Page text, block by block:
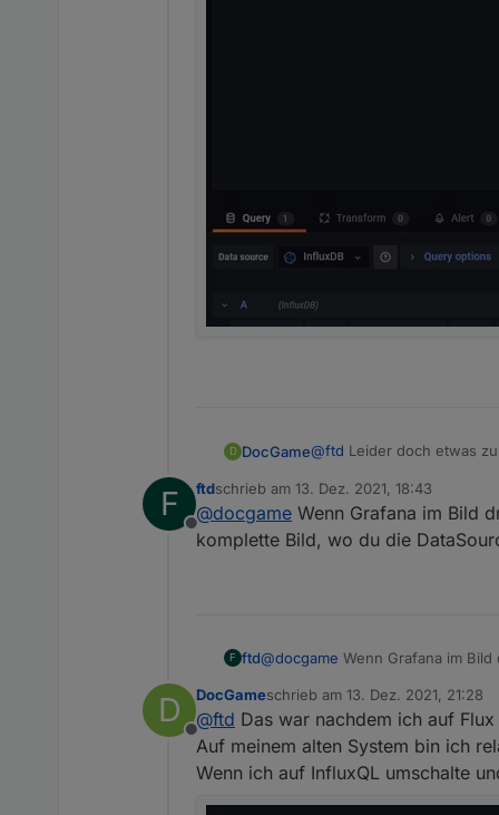
D DocGame@ftd Leider doch etwas
F
Offline
ftdschrieb am 13. Dez. 2021, 18:43
zuletzt editiert von
@docgame Wenn Grafana im Bild
komplette Bild, wo du die
F ftd@docgame Wenn Grafana im
D
Offline
DocGameschrieb am 13. Dez. 2021, 21:28
zuletzt editiert von
@ftd Das war nachdem ich auf
Auf meinem alten System bin ich
Wenn ich auf InfluxQL umschalte